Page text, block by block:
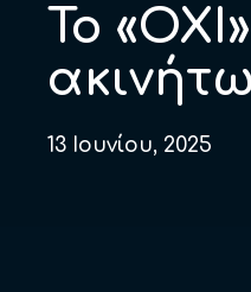
Το
13 Ιουνίου, 2025